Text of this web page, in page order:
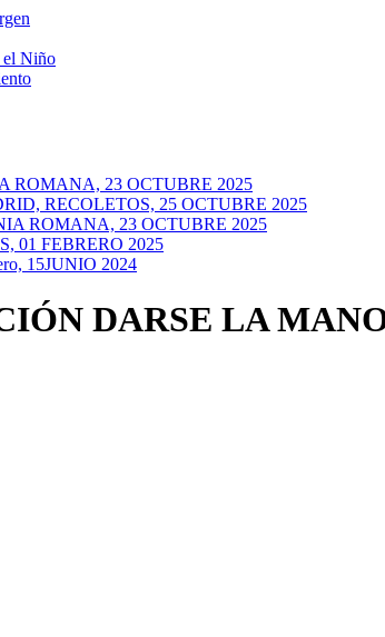
el Niño
ROMANA, 23 OCTUBRE 2025
RECOLETOS, 25 OCTUBRE 2025
ROMANA, 23 OCTUBRE 2025
01 FEBRERO 2025
15JUNIO 2024
DARSE LA